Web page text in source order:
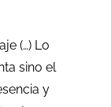
(…) Lo
sino el
y